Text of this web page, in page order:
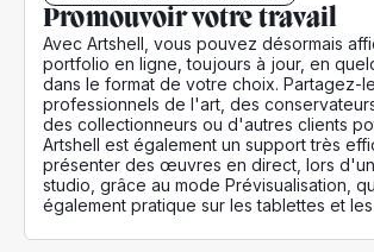
Promouvoir votre travail
Avec Artshell, vous pouvez désormais
portfolio en ligne, toujours à jour, en
dans le format de votre choix. Partagez-
professionnels de l'art, des
des collectionneurs ou d'autres clients
Artshell est également un support très
présenter des œuvres en direct, lors
studio, grâce au mode Prévisualisation,
également pratique sur les tablettes et